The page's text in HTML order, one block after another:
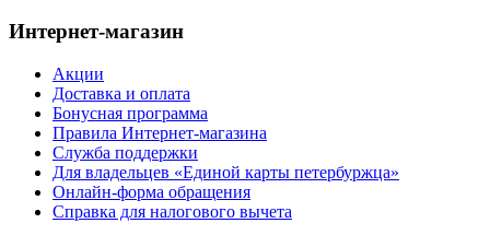
Интернет-магазин
Акции
Доставка и оплата
Бонусная программа
Правила Интернет-магазина
Служба поддержки
Для владельцев «Единой карты петербуржца»
Онлайн-форма обращения
Справка для налогового вычета